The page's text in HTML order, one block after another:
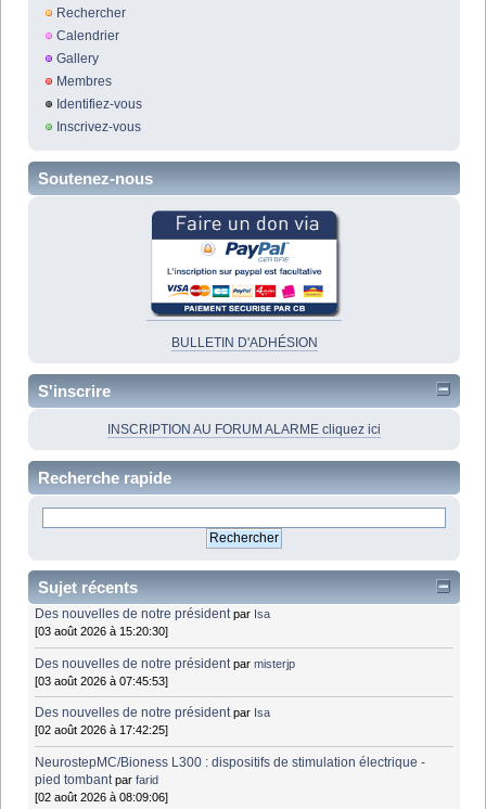
Rechercher
Calendrier
Gallery
Membres
Identifiez-vous
Inscrivez-vous
Soutenez-nous
BULLETIN D'ADHÉSION
S'inscrire
INSCRIPTION AU FORUM ALARME cliquez ici
Recherche rapide
Sujet récents
Des nouvelles de notre président par Isa
[03 août 2026 à 15:20:30]
Des nouvelles de notre président parmisterjp
[03 août 2026 à 07:45:53]
Des nouvelles de notre président par Isa
[02 août 2026 à 17:42:25]
NeurostepMC/Bioness L300 : dispositifs de stimulation électrique -
pied tombant parfarid
[02 août 2026 à 08:09:06]